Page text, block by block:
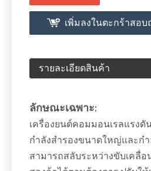
เพิ่มลงในตะกร้าสอบ
รายละเอียดสินค้า
ลักษณะเฉพาะ:
เครื่องยนต์คอมมอนเรลแรงดัน
กำลังสำรองขนาดใหญ่และก
สามารถสลับระหว่างขับเคลื่